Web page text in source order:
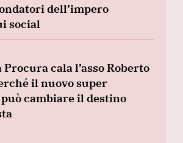
dell’impero
social
Procura cala l’asso Roberto
il nuovo super
cambiare il destino